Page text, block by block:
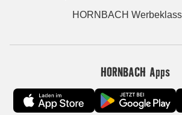
HORNBACH
HORNBACH Apps